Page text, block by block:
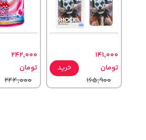
141,000
تومان
165,900
خرید
242,000
تومان
244,000